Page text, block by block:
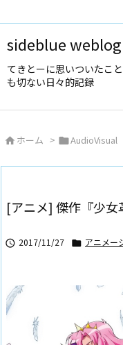
sideblue weblog
てきとーに思いついたこ
も切ない日々的記録
 ホーム > AudioVisual
[アニメ] 傑作『少
 2017/11/27  アニメー